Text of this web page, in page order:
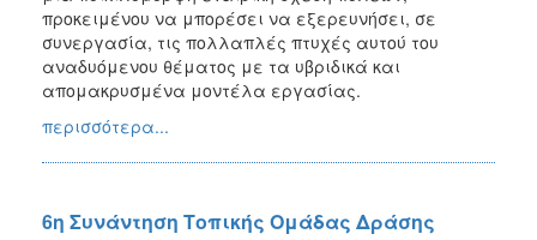
προκειμένου να μπορέσει να εξερευνήσει, σε
συνεργασία, τις πολλαπλές πτυχές αυτού του
αναδυόμενου θέματος με τα υβριδικά και
απομακρυσμένα μοντέλα εργασίας.
περισσότερα...
6η Συνάντηση Τοπικής Ομάδας Δράσης